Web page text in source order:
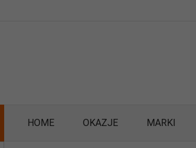
HOME OKAZJE MARKI